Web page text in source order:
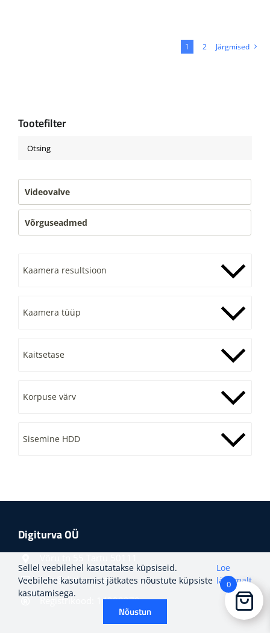
1 2 Järgmised
Tootefilter
Videovalve
Võrguseadmed
Kaamera resultsioon
Kaamera tüüp
Kaitsetase
Korpuse värv
Sisemine HDD
Digiturva OÜ
info@digiturva.ee
Registrikood: 14298279
0
Sellel veebilehel kasutatakse küpsiseid.
Veebilehe kasutamist jätkates nõustute küpsiste
kasutamisega.
Loe
lähemalt
Nõustun